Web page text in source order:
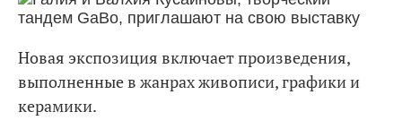
Новая экспозиция включает произведения,
выполненные в жанрах живописи, графики и
керамики.